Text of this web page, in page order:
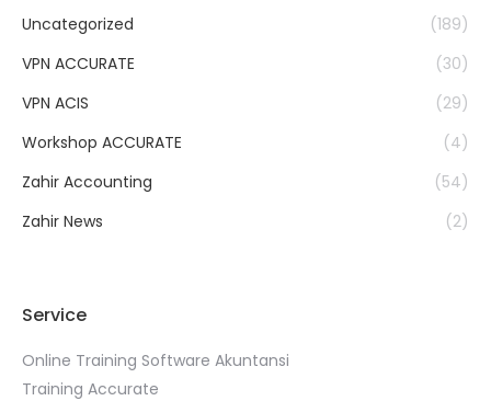
Uncategorized
(189)
VPN ACCURATE
(30)
VPN ACIS
(29)
Workshop ACCURATE
(4)
Zahir Accounting
(54)
Zahir News
(2)
Service
Online Training Software Akuntansi
Training Accurate